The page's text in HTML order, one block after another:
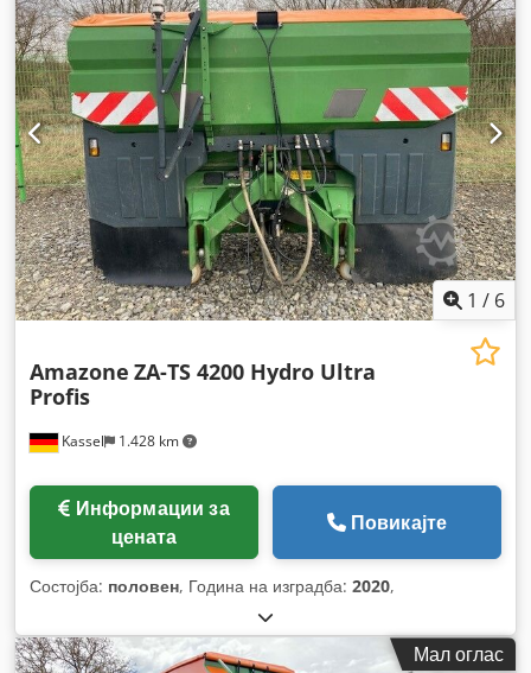
1 / 6
Kassel 1.428 km
Amazone ZA-TS 4200 Hydro Ultra
Profis
цената
Повикајте
Состојба: половен, Година на изградба: 2020,
Мал оглас